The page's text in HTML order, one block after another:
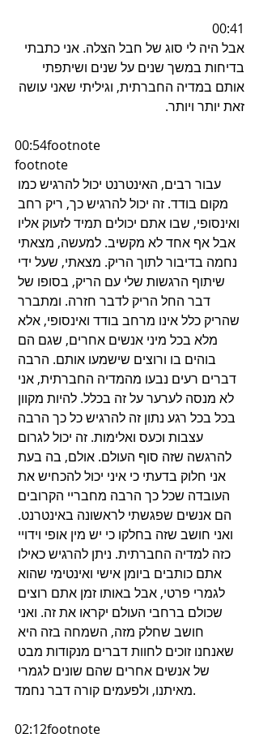
00:41
אבל היה לי סוג של חבל הצלה. אני כתבתי
בדיחות במשך שנים על שנים ושיתפתי
אותם במדיה החברתית, וגיליתי שאני עושה
זאת יותר ויותר.
00:54footnote
footnote
עבור רבים, האינטרנט יכול להרגיש כמו
מקום בודד. זה יכול להרגיש כך, ריק רחב
ואינסופי, שבו אתם יכולים תמיד לזעוק אליו
אבל אף אחד לא מקשיב. למעשה, מצאתי
נחמה בדיבור לתוך הריק. מצאתי, שעל ידי
שיתוף הרגשות שלי עם הריק, בסופו של
דבר החל הריק לדבר חזרה. ומתברר
שהריק כלל אינו מרחב בודד ואינסופי, אלא
מלא בכל מיני אנשים אחרים, שגם הם
בוהים בו ורוצים שישמעו אותם. הרבה
דברים רעים נבעו מהמדיה החברתית, אני
לא מנסה לערער על זה בכלל. להיות מקוון
בכל בכל רגע נתון זה להרגיש כל כך הרבה
עצבות וכעס ואלימות. זה יכול לגרום
להרגשה שזה סוף העולם. אולם, בה בעת
אני חלוק בדעתי כי איני יכול להכחיש את
העובדה שכל כך הרבה מחבריי הקרובים
הם אנשים שפגשתי לראשונה באינטרנט.
ואני חושב שזה בחלקו כי יש מין אופי וידויי
כזה למדיה החברתית. ניתן להרגיש כאילו
אתם כותבים ביומן אישי ואינטימי שהוא
לגמרי פרטי, אבל באותו זמן אתם רוצים
שכולם ברחבי העולם יקראו את זה. ואני
חושב שחלק מזה, השמחה בזה היא
שאנחנו זוכים לחוות דברים מנקודות מבט
של אנשים אחרים שהם שונים לגמרי
מאיתנו, ולפעמים קורה דבר נחמד.
02:12footnote